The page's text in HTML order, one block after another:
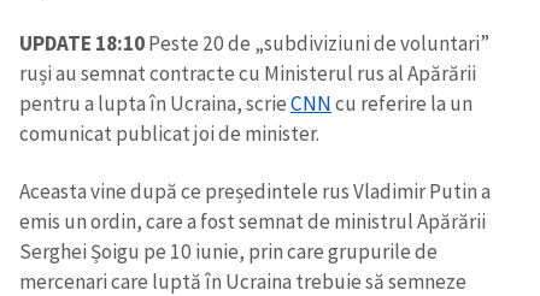
UPDATE 18:10Peste 20 de „subdiviziuni de voluntari”
ruși au semnat contracte cu Ministerul rus al Apărării
pentru a lupta în Ucraina, scrieCNNcu referire la un
comunicat publicat joi de minister.
Aceasta vine după ce președintele rus Vladimir Putin a
emis un ordin, care a fost semnat de ministrul Apărării
Serghei Șoigu pe 10 iunie, prin care grupurile de
mercenari care luptă în Ucraina trebuie să semneze